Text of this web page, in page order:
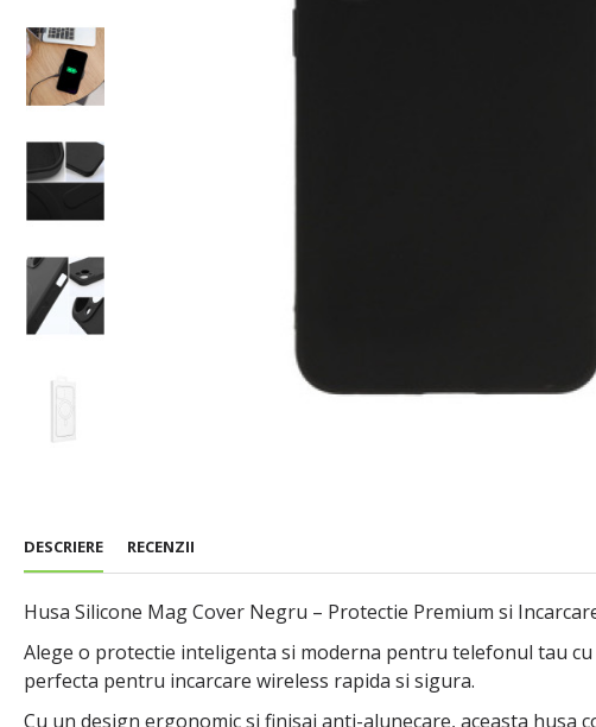
DESCRIERE RECENZII
Husa Silicone Mag Cover Negru – Protectie Premium si
Alege o protectie inteligenta si moderna pentru telefonul tau
perfecta pentru incarcare wireless rapida si sigura.
Cu un design ergonomic si finisaj anti-alunecare, aceasta